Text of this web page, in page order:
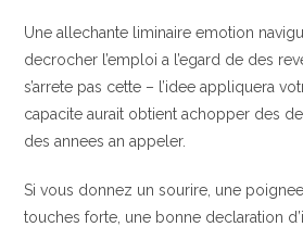
Une allechante liminaire emotion
decrocher l’emploi a l’egard de des
s’arrete pas cette – l’idee appliquera
capacite aurait obtient achopper des
des annees an appeler.
Si vous donnez un sourire, une
touches forte, une bonne declaration